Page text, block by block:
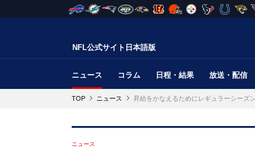
NFL公式サイト日本語版
ニュース コラム 日程・結果 放送・配信
TOP ニュース 昇給をかなえるためにレギュラーシーズ
ニュース